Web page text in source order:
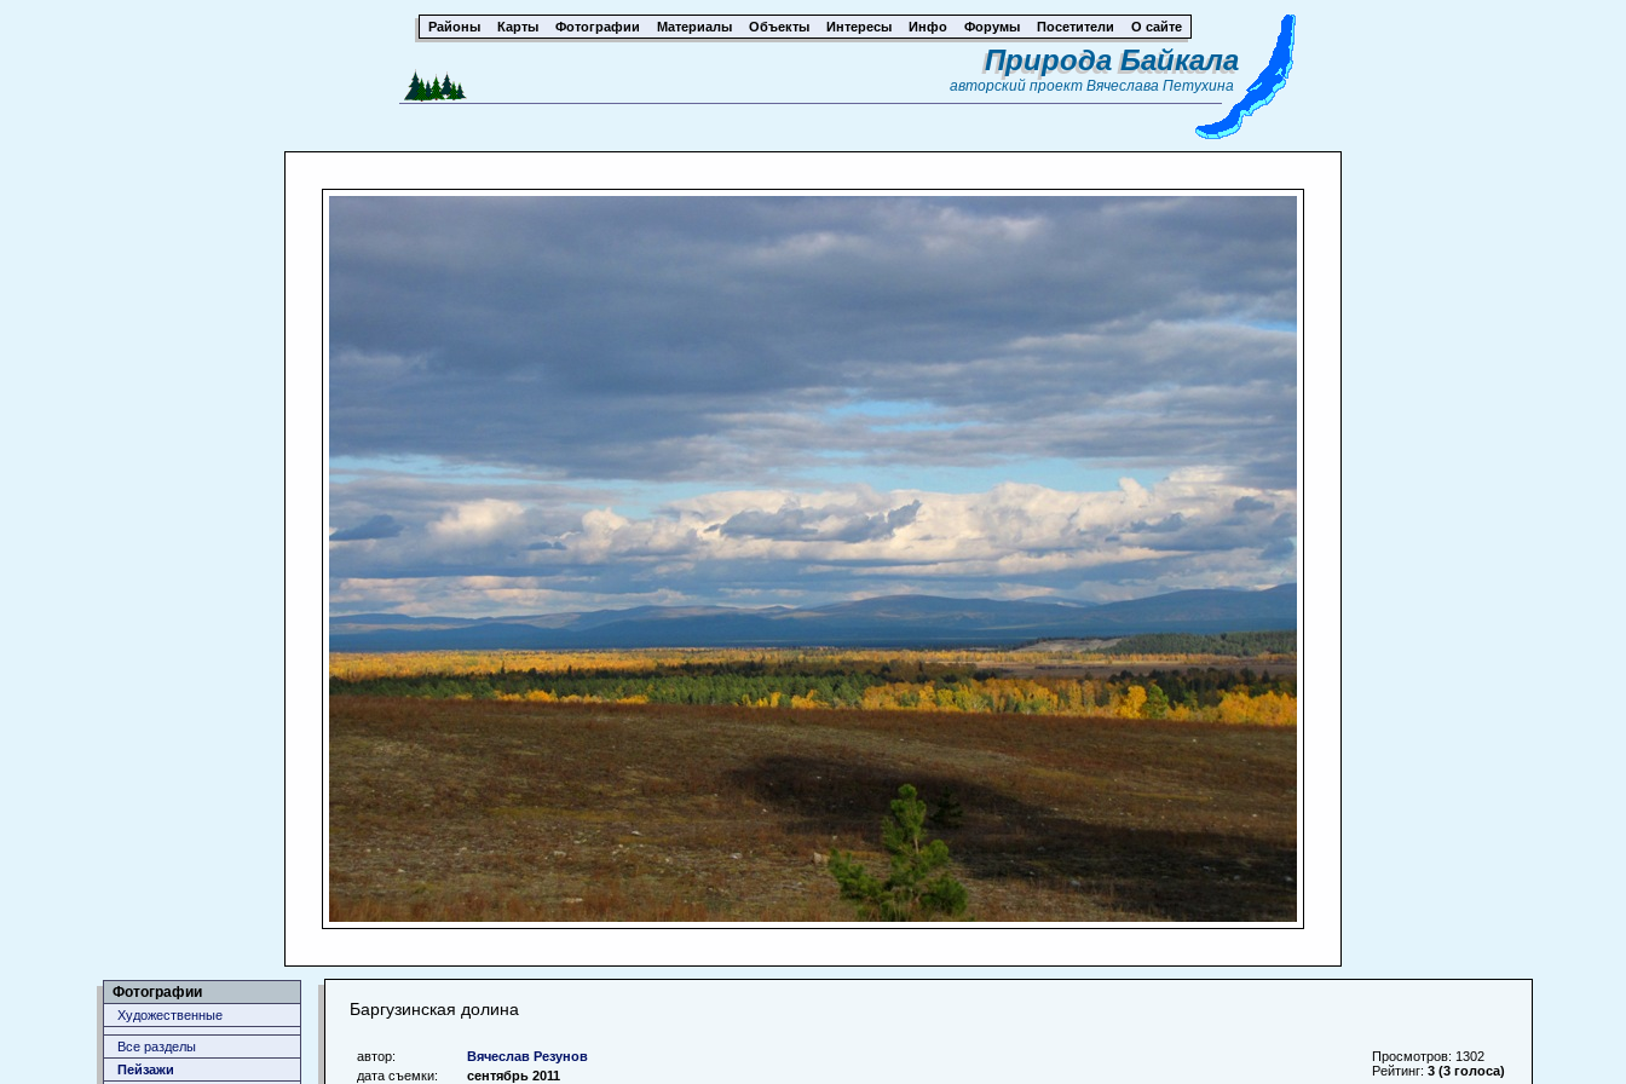
Районы Карты Фотографии Материалы Объекты Интересы Инфо Форумы Посетители О сайте
Природа Байкала
авторский проект Вячеслава Петухина
Фотографии
Художественные
Все разделы
Пейзажи
Баргузинская долина
автор:
Вячеслав Резунов
дата съемки:
сентябрь 2011
Просмотров: 1302
Рейтинг: 3 (3 голоса)